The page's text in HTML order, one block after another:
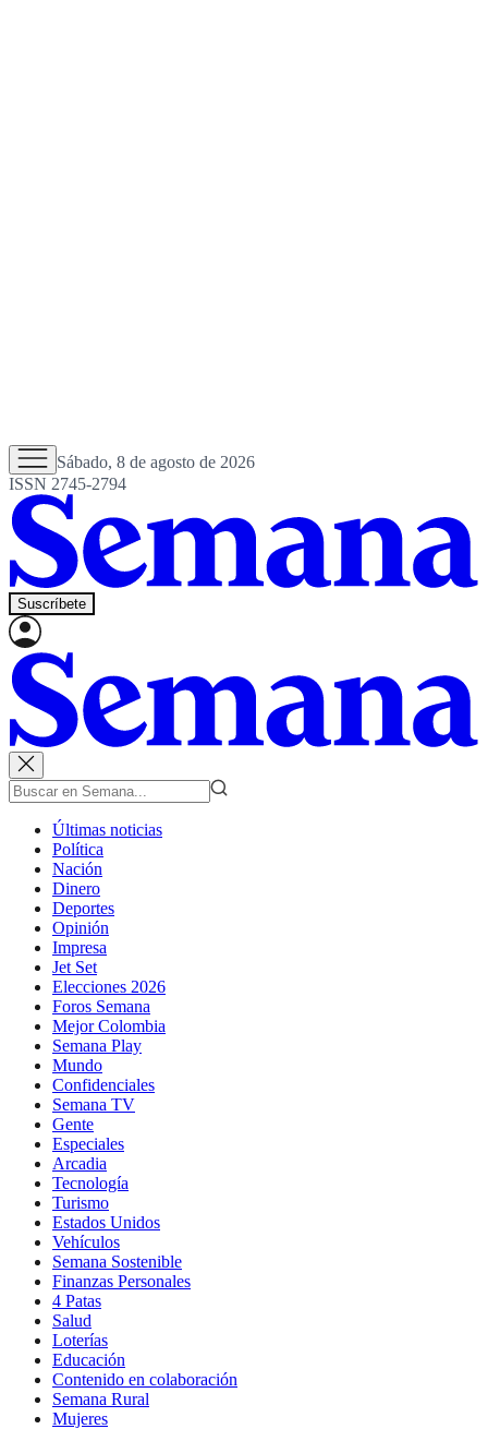
Sábado, 8 de agosto de 2026
ISSN 2745-2794
Suscríbete
Últimas noticias
Política
Nación
Dinero
Deportes
Opinión
Impresa
Jet Set
Elecciones 2026
Foros Semana
Mejor Colombia
Semana Play
Mundo
Confidenciales
Semana TV
Gente
Especiales
Arcadia
Tecnología
Turismo
Estados Unidos
Vehículos
Semana Sostenible
Finanzas Personales
4 Patas
Salud
Loterías
Educación
Contenido en colaboración
Semana Rural
Mujeres